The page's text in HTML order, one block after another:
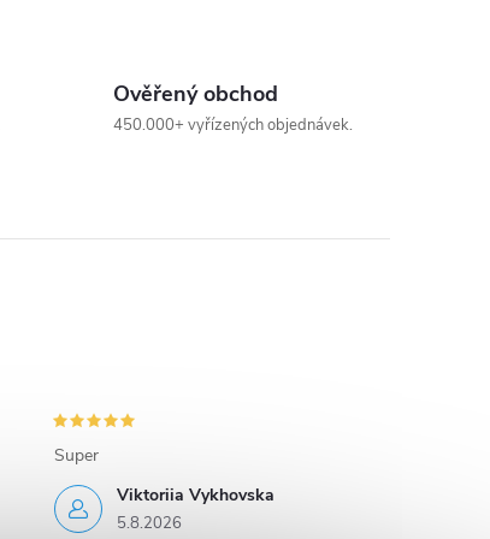
Ověřený obchod
450.000+ vyřízených objednávek.
Viktoriia Vykhovska
5.8.2026
Super